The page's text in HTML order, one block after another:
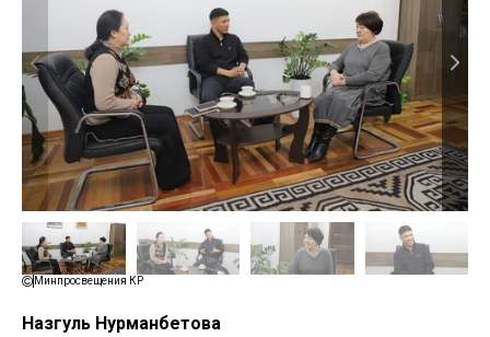
Минпросвещения КР
Назгуль Нурманбетова